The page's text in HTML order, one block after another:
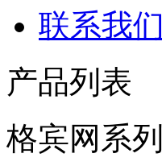
联系我们
产品列表
格宾网系列